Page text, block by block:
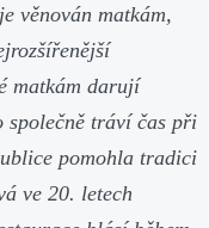
věnován matkám,
matkám darují
společně tráví čas při
pomohla tradici
ve 20. letech